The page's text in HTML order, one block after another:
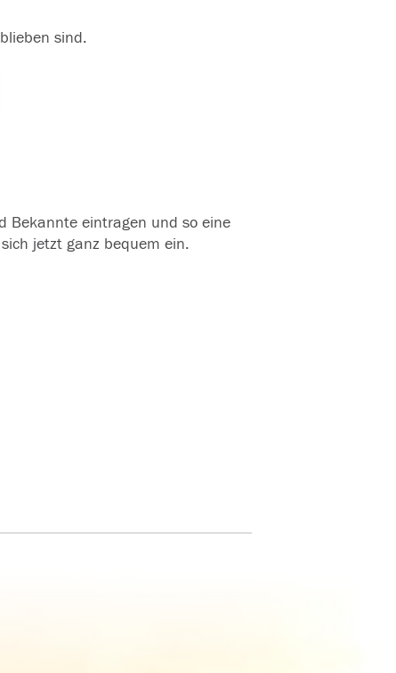
sind.
Bekannte eintragen und so eine
jetzt ganz bequem ein.